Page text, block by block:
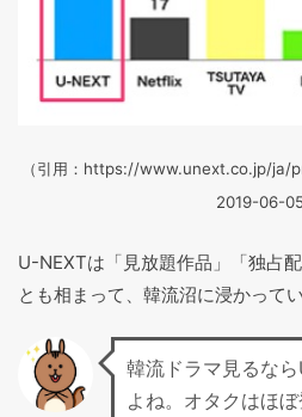
（引用：https://www.unext.co.jp/
2019-06-05
U-NEXTは「見放題作品」「独占
とも相まって、韓流沼に浸かってい
韓流ドラマ見るな
よね。オタクはほぼ